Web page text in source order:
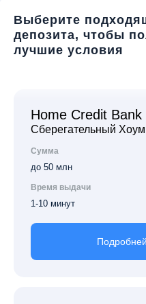
Выберите
депозита, чтобы
лучшие условия
Home Credit Bank
Сберегательный
Сумма
до 50 млн
Время выдачи
1-10 минут
Подробней